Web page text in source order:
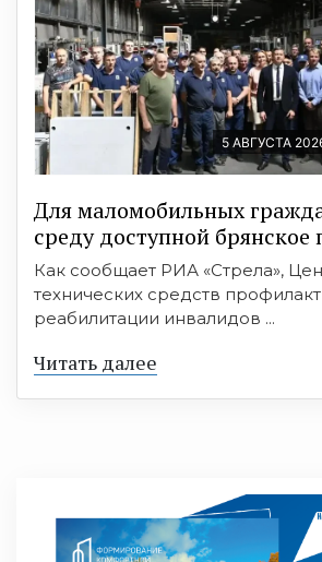
5 АВГУСТА
Для маломобильных
среду доступной брянское
Как сообщает РИА «Стрела»,
технических средств
реабилитации инвалидов ...
Читать далее